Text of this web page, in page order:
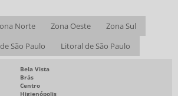
Norte Zona Oeste
Zona Sul
São Paulo Litoral de São Paulo
Bela Vista
Brás
Centro
Higienópolis